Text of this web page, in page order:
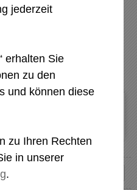
die Einstellungen anzupassen
jederzeit
erhalten Sie
zu den
und können diese
zu Ihren Rechten
in unserer
.